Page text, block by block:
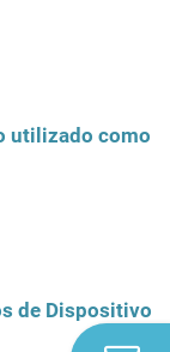
utilizado como
de